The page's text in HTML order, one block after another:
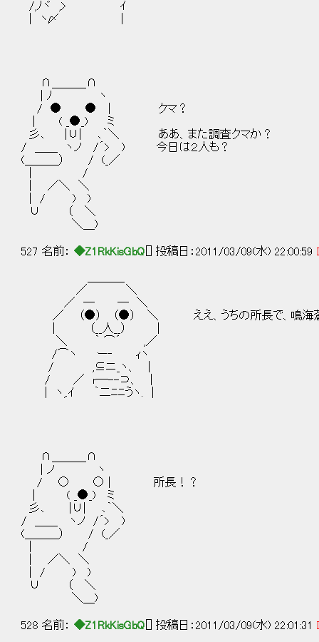
/,ﾉヾ ,> ｲ
| ヽ〆 |
∩＿＿＿∩
| ﾉ ヽ
/ ● ● | クマ？
| ( _●_) ミ
彡､ |∪| ､｀＼ ああ、また調査クマか？
/ ＿＿ ヽノ /´> ) 今日は２人も？
(＿＿＿） / (_／
| /
| ／＼ ＼
| / ) )
∪ （ ＼
＼＿)
527 名前： ◆Z1RkKisGbQ [] 投稿日：2011/03/09(水) 22:00:59
／ ＼
／ ─ ─ ＼
／ （●） （●） ＼ ええ、うちの所長で、鳴海蒼
| （__人__） |
＼ ｀ ⌒´ ,／
/⌒ヽ ー‐ ｨヽ
/ ,⊆ニ_ヽ、 |
/ ／ r─--⊃、 |
| ヽ,.ｲ ｀二ﾆﾆうヽ. |
∩＿＿＿∩
| ノ ヽ
/ ○ ○ | 所長！？
| ( _●_) ミ
彡､ |∪| ､｀＼
/ ＿＿ ヽノ /´> )
(＿＿＿） / (_／
| /
| ／＼ ＼
| / ) )
∪ （ ＼
＼＿)
528 名前： ◆Z1RkKisGbQ [] 投稿日：2011/03/09(水) 22:01:31